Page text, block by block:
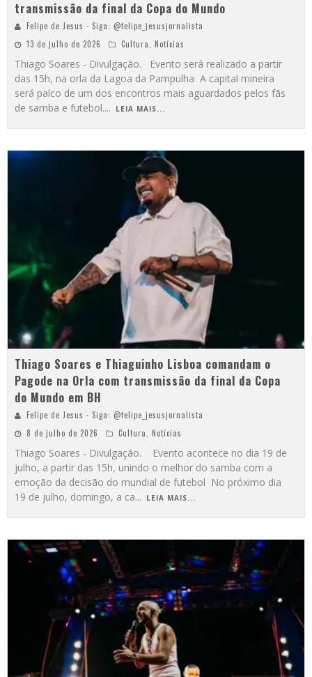
transmissão da final da Copa do Mundo
Felipe de Jesus - Siga: @felipe_jesusjornalista
13 de julho de 2026
Cultura Notícias
Thiago Soares - Divulgação. Evento será realizado a partir
das 15h, na orla da Lagoa da Pampulha A capital mineira
será palco de um dos encontros mais aguardados pelos fãs
de samba e futebol.... LEIA MAIS...
Thiago Soares e Thiaguinho Lisboa comandam o
Pagode na Orla com transmissão da final da Copa
do Mundo em BH
Felipe de Jesus - Siga: @felipe_jesusjornalista
8 de julho de 2026
Cultura Notícias
Thiago Soares - Divulgação. Evento acontece no dia 19 de
julho, a partir das 15h, unindo o melhor do samba com a
emoção da decisão do mundial de futebol No próximo dia
19 de julho, domingo, a ca... LEIA MAIS...